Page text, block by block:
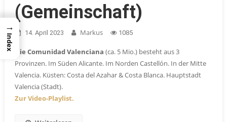
(Gemeinschaft)
14. April 2023 Markus 1085
Die Comunidad Valenciana (ca. 5 Mio.) besteht aus 3
Provinzen. Im Süden Alicante. Im Norden Castellón. In der Mitte
Valencia. Küsten: Costa del Azahar & Costa Blanca. Hauptstadt
Valencia (Stadt).
Zur Video-Playlist.
→
Index